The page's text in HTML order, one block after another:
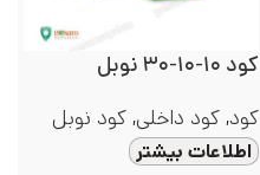
کود ۱۰-۱۰-۳۰ نوبل
کود,کود داخلی,کود نوبل
اطلاعات بیشتر